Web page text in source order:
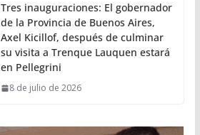
Tres inauguraciones: El gobernador
de la Provincia de Buenos Aires,
Axel Kicillof, después de culminar
su visita a Trenque Lauquen estará
en Pellegrini
8 de julio de 2026